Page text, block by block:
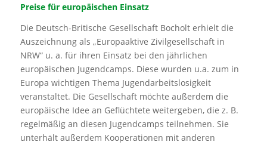
Preise für europäischen Einsatz
Die Deutsch-Britische Gesellschaft Bocholt erhielt die
Auszeichnung als „Europaaktive Zivilgesellschaft in
NRW“ u. a. für ihren Einsatz bei den jährlichen
europäischen Jugendcamps. Diese wurden u.a. zum in
Europa wichtigen Thema Jugendarbeitslosigkeit
veranstaltet. Die Gesellschaft möchte außerdem die
europäische Idee an Geflüchtete weitergeben, die z. B.
regelmäßig an diesen Jugendcamps teilnehmen. Sie
unterhält außerdem Kooperationen mit anderen